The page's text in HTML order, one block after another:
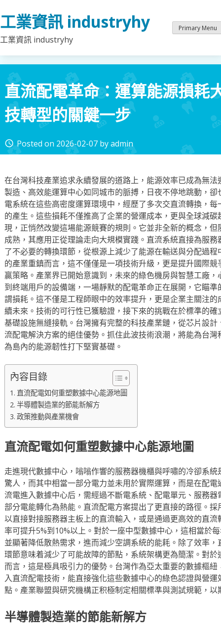
to
content
工業資訊 industryhy
工業資訊 industryhy
Primary Menu
直流配電革命：運算能源損耗
技轉型的關鍵一步
access_time Posted on 2026-02-07 byadmin
在台灣科技產業追求永續發展的道路上，能源效率已成為無
製造、高效能運算中心如同城市的脈搏，日夜不停地跳動，
電系統在這些高密度運算環境中，經歷了多次交直流轉換，
的產生。這些損耗不僅推高了企業的營運成本，更與全球減
現，正悄然改變這場能源競賽的規則。它並非全新的概念，
成熟，其應用正從理論走向大規模實踐。直流系統直接為服
了不必要的轉換環節，從根源上減少了能源在輸送與分配過
的產業重鎮而言，這不僅僅是一項技術升級，更是提升國際
贏策略。產業界已開始意識到，未來的綠色機房與智慧工廠
到終端用戶的設備端，一場靜默的配電革命正在展開，它瞄
謂損耗。這不僅是工程師眼中的效率提升，更是企業主關注
續未來。技術的可行性已獲驗證，接下來的挑戰在於標準的
基礎設施無縫接軌。台灣擁有完整的科技產業鏈，從芯片設
流配電解決方案的絕佳優勢。抓住此波技術浪潮，將能為台
為島內的能源韌性打下堅實基礎。
內容目錄
直流配電如何重塑數據中心能源地圖
半導體製造業的節能新解方
政策推動與產業機會
直流配電如何重塑數據中心能源地圖
走進現代數據中心，嗡嗡作響的服務器機櫃與呼嘯的冷卻系
驚人，而其中相當一部分電力並未用於實際運算，而是在配
流電進入數據中心后，需經過不斷電系統、配電單元、服務
部分電能轉化為熱能。直流配電方案提出了更直接的路徑。
以直接對接服務器主板上的直流輸入，或是通過更高效的直
率可提升5%到10%以上。對於一座中型數據中心，這相當於
並顯著降低散熱需求，進而減少空調系統的能耗。除了效率
環節意味着減少了可能故障的節點，系統架構更為簡潔。對
而言，這是極具吸引力的優勢。台灣作為亞太重要的數據樞
入直流配電技術，能直接強化這些數據中心的綠色認證與營
點。產業聯盟與研究機構正积極制定相關標準與測試規範，
半導體製造業的節能新解方